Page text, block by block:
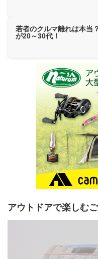
若者のクルマ離れは本当
が20～30代！
アウトドアで楽しむ